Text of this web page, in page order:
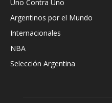
Uno Contra Uno
Argentinos por el Mundo
Internacionales
NBA
Selección Argentina